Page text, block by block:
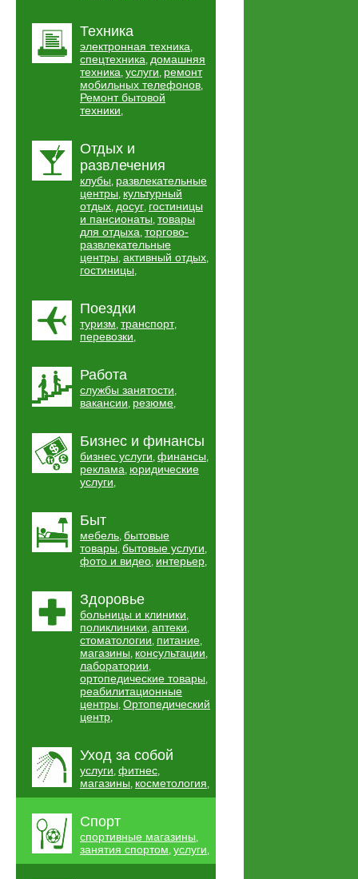
Техника
электронная техника,
спецтехника, домашняя
техника, услуги, ремонт
мобильных телефонов,
Ремонт бытовой
техники,
Отдых и
развлечения
клубы, развлекательные
центры, культурный
отдых, досуг, гостиницы
и пансионаты, товары
для отдыха, торгово-
развлекательные
центры, активный отдых,
гостиницы,
Поездки
туризм, транспорт,
перевозки,
Работа
службы занятости,
вакансии, резюме,
Бизнес и финансы
бизнес услуги, финансы,
реклама, юридические
услуги,
Быт
мебель, бытовые
товары, бытовые услуги,
фото и видео, интерьер,
Здоровье
больницы и клиники,
поликлиники, аптеки,
стоматологии, питание,
магазины, консультации,
лаборатории,
ортопедические товары,
реабилитационные
центры, Ортопедический
центр,
Уход за собой
услуги, фитнес,
магазины, косметология,
Спорт
спортивные магазины,
занятия спортом, услуги,